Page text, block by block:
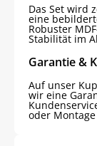
Das Set wird
eine
Robuster
Stabilität im
Garantie &
Auf unser
wir eine
oder